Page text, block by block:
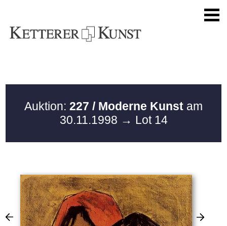
Auktion: 227 / Moderne Kunst am
30.11.1998 → Lot 14